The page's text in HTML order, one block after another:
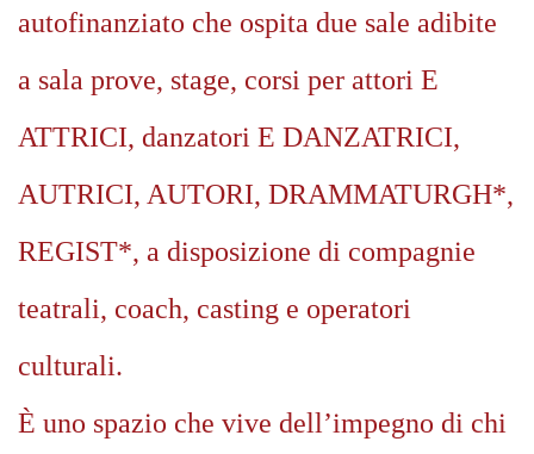
autofinanziato che ospita due sale adibite
a sala prove, stage, corsi per attori E
ATTRICI, danzatori E DANZATRICI,
AUTRICI, AUTORI, DRAMMATURGH*,
REGIST*, a disposizione di compagnie
teatrali, coach, casting e operatori
culturali.
È uno spazio che vive dell’impegno di chi